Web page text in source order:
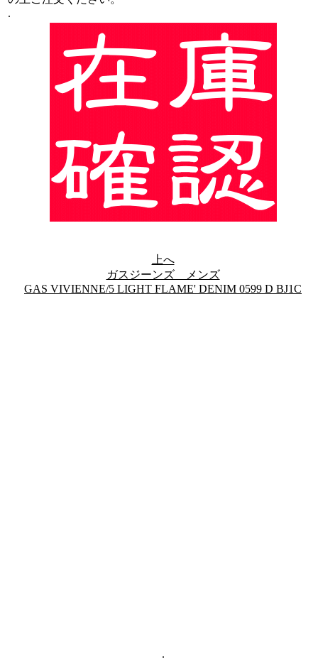
.
上へ
ガスジーンズ メンズ
GAS VIVIENNE/5 LIGHT FLAME' DENIM 0599 D BJ1C
.